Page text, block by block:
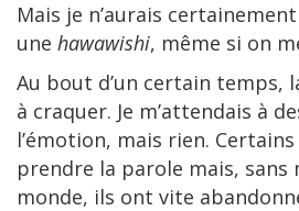
Mais je n’aurais
une hawawishi, même si on
Au bout d’un certain temps,
à craquer. Je m’attendais à
l’émotion, mais rien.
prendre la parole mais, sans
monde, ils ont vite